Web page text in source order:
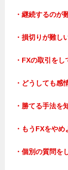
・継続するのが
・損切りが難し
・FXの取引を
・どうしても感
・勝てる手法を
・もうFXをや
・個別の質問を